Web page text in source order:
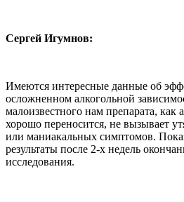
Сергей Игумнов:
Имеются интересные данные об
осложненном алкогольной
малоизвестного нам препарата, как
хорошо переносится, не вызывает
или маниакальных симптомов.
результаты после 2-х недель
исследования.